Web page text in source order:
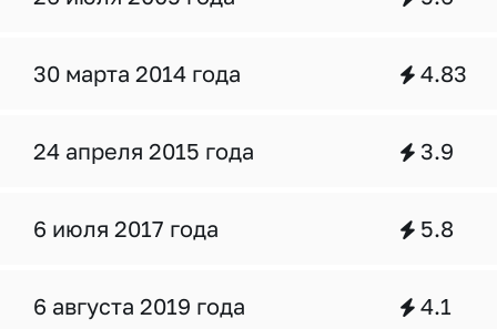
30 марта 2014 года 4.83
24 апреля 2015 года 3.9
6 июля 2017 года 5.8
6 августа 2019 года 4.1